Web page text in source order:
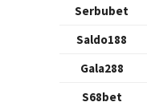
Serbubet
Saldo188
Gala288
S68bet